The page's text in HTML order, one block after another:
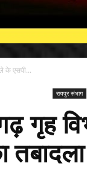
के एसपी...
रायपुर संभाग
गृह